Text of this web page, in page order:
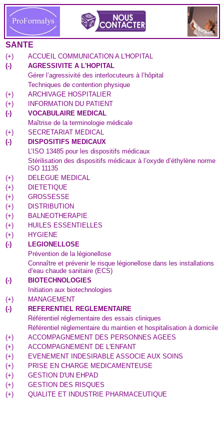
SANTE
(+)
ACCUEIL COMMUNICATION A L'HOPITAL
(-)
AGRESSIVITE A L'HOPITAL
Gérer l’agressivité des interlocuteurs à l’hôpital
Techniques de contention physique
(+)
ARCHIVAGE HOSPITALIER
(+)
INFORMATION DU PATIENT
(-)
VOCABULAIRE MEDICAL
Maîtrise de la terminologie médicale
(+)
SECRETARIAT MEDICAL
(-)
DISPOSITIFS MEDICAUX
L’ISO 13485 pour les dispositifs médicaux
Stérilisation des dispositifs médicaux à l’oxyde d’éthylène norme
ISO 11135
(+)
DELEGUE MEDICAL
(+)
DIETETIQUE
(+)
GROSSESSE
(+)
DISTRIBUTION
(+)
BALNEOTHERAPIE
(+)
HUILES ESSENTIELLES
(+)
HYGIENE
(-)
LEGIONELLOSE
Prévention de la légionellose
Connaître et prévenir le risque légionellose dans les installations
d’eau chaude sanitaire (ECS)
(-)
BIOTECHNOLOGIES
Initiation aux biotechnologies
(+)
MANAGEMENT
(-)
REFERENTIEL REGLEMENTAIRE
Référentiel réglementaire des essais cliniques
Référentiel réglementaire du maintien et hospitalisation à domicile
(+)
ACCOMPAGNEMENT DES PERSONNES AGEES
(+)
ACCOMPAGNEMENT DE L'ENFANT
(+)
EVENEMENT INDESIRABLE ASSOCIE AUX SOINS
(+)
PRISE EN CHARGE MEDICAMENTEUSE
(+)
GESTION D'UN EHPAD
(+)
GESTION DES RISQUES
(+) QUALITE ET INDUSTRIE PHARMACEUTIQUE